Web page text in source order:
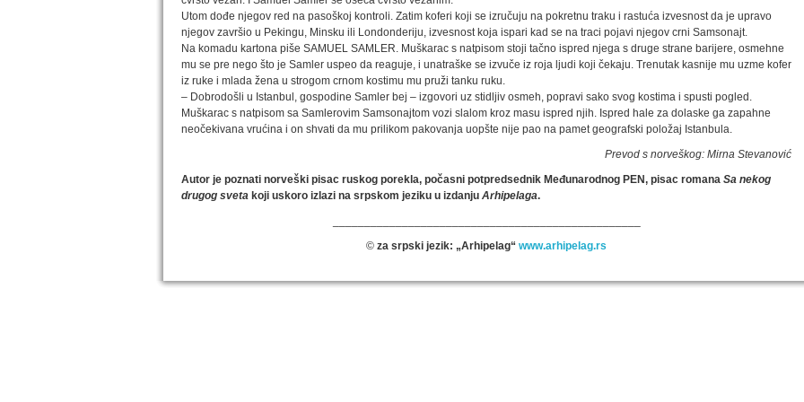
Utom dođe njegov red na pasoškoj kontroli. Zatim koferi koji se izručuju na pokretnu traku i rastuća izvesnost da je upravo
njegov završio u Pekingu, Minsku ili Londonderiju, izvesnost koja ispari kad se na traci pojavi njegov crni Samsonajt.
Na komadu kartona piše SAMUEL SAMLER. Muškarac s natpisom stoji tačno ispred njega s druge strane barijere, osmehne
mu se pre nego što je Samler uspeo da reaguje, i unatraške se izvuče iz roja ljudi koji čekaju. Trenutak kasnije mu uzme kofer
iz ruke i mlada žena u strogom crnom kostimu mu pruži tanku ruku.
– Dobrodošli u Istanbul, gospodine Samler bej – izgovori uz stidljiv osmeh, popravi sako svog kostima i spusti pogled.
Muškarac s natpisom sa Samlerovim Samsonajtom vozi slalom kroz masu ispred njih. Ispred hale za dolaske ga zapahne
neočekivana vrućina i on shvati da mu prilikom pakovanja uopšte nije pao na pamet geografski položaj Istanbula.
Prevod s norveškog: Mirna Stevanović
Autor je poznati norveški pisac ruskog porekla, počasni potpredsednik Međunarodnog PEN, pisac romana Sa nekog
drugog sveta koji uskoro izlazi na srpskom jeziku u izdanju Arhipelaga.
© za srpski jezik: „Arhipelag“ www.arhipelag.rs